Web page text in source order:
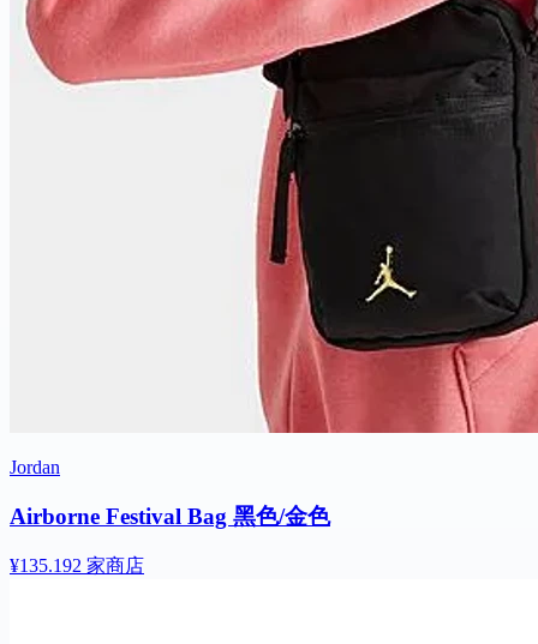
Jordan
Airborne Festival Bag 黑色/金色
¥135.192 家商店